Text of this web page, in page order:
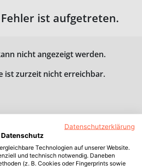
Fehler ist aufgetreten.
nicht angezeigt werden.
ist zurzeit nicht erreichbar.
Datenschutzerklärung
Technologien auf unserer Website.
und technisch notwendig. Daneben
(z. B. Cookies oder Fingerprints sowie